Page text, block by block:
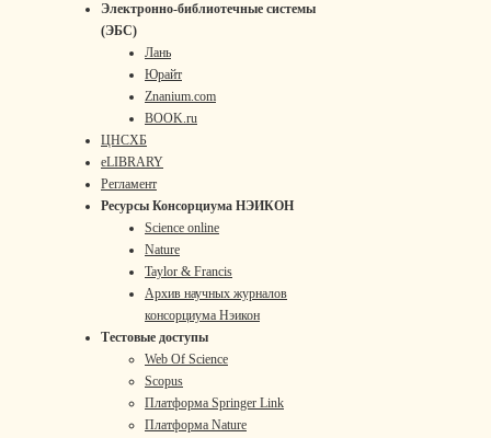
Электронно-библиотечные системы
(ЭБС)
Лань
Юрайт
Znanium.com
BOOK.ru
ЦНСХБ
eLIBRARY
Регламент
Ресурсы Консорциума НЭИКОН
Science online
Nature
Taylor & Francis
Архив научных журналов
консорциума Нэикон
Тестовые доступы
Web Of Science
Scopus
Платформа Springer Link
Платформа Nature